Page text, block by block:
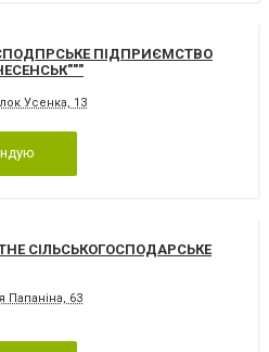
ПІДПРИЄМСТВО
Усенка, 13
СІЛЬСЬКОГОСПОДАРСЬКЕ
Папаніна, 63